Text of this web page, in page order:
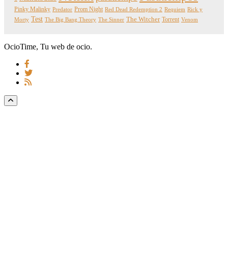
Pinky Malinky Predator Prom Night Red Dead Redemption 2 Requiem Rick y
Morty Test The Big Bang Theory The Sinner The Witcher Torrent Venom
OcioTime, Tu web de ocio.